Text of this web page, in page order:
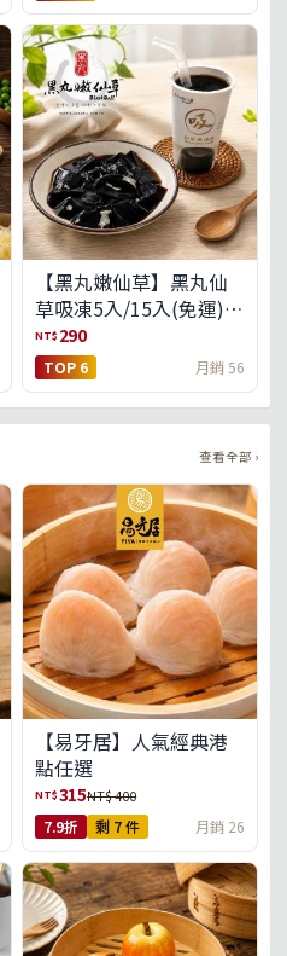
【黑丸嫩仙草】黑丸仙
草吸凍5入/15入(免運)
(預購中8/14出貨)
NT$ 290
TOP 6 月銷 56
查看全部 ›
【易牙居】人氣經典港
點任選
NT$315NT$ 400
7.9折 剩 7 件 月銷 26